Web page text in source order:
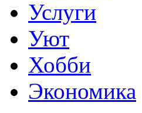
Услуги
Уют
Хобби
Экономика